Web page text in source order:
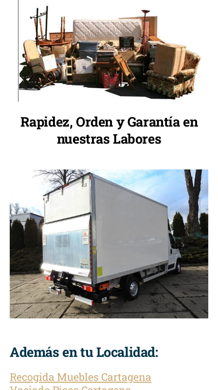
Rapidez, Orden y Garantía en
nuestras Labores
Además en tu Localidad:
Recogida Muebles Cartagena